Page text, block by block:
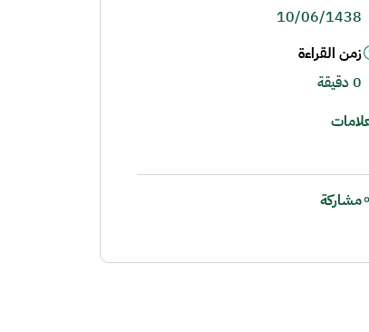
10/06/1438
زمن القراءة
0 دقيقة
مشاركة